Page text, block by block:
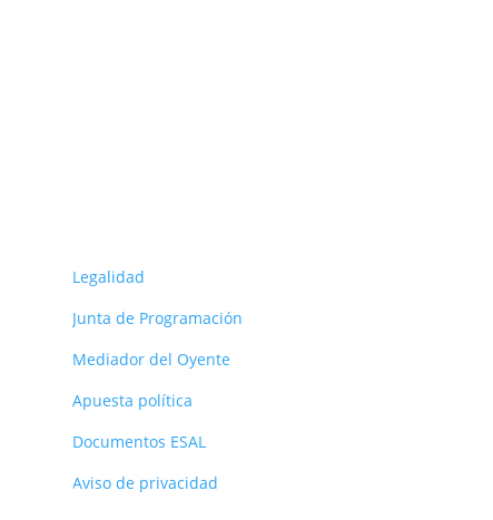
Legalidad
Junta de Programación
Mediador del Oyente
Apuesta política
Documentos ESAL
Aviso de privacidad